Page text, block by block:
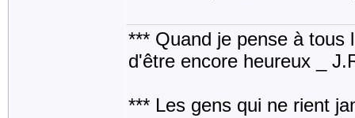
*** Quand je pense à tous
d'être encore heureux _
*** Les gens qui ne rient